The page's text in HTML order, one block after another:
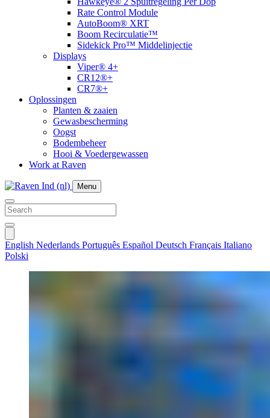
Rate Control Module
AutoBoom® XRT
​Boom Recirculatie™
Sidekick Pro™ Middelinjectie
Displays
Viper® 4+
CR12®+
CR7®+
Oplossingen
Planten & zaaien
Gewasbescherming
Oogst
Bodembeheer
Hooi & Voedergewassen
Work at Raven
Menu
English Nederlands Português Español Deutsch Français Italiano
Polski